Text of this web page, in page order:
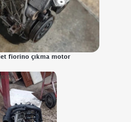
fiorino çıkma motor